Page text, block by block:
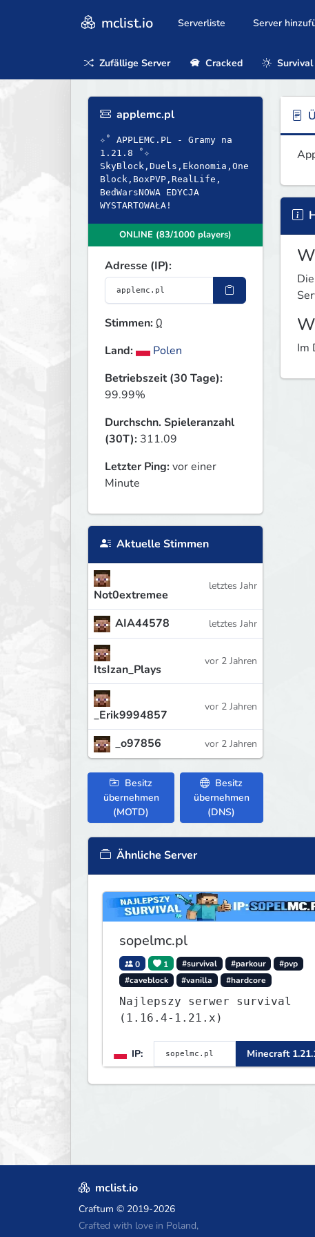
mclist.io Serverliste Server
Zufällige Server Cracked Survival
applemc.pl
✧˚ APPLEMC.PL - Gramy na
1.21.8 ˚✧
SkyBlock,Duels,Ekonomia,One
Block,BoxPVP,RealLife,
BedWarsNOWA EDYCJA
WYSTARTOWAŁA!
ONLINE (83/1000 players)
Adresse (IP):
Stimmen:0
Land:
Polen
Betriebszeit (30 Tage):
99.99%
Durchschn. Spieleranzahl
(30T): 311.09
Letzter Ping:vor einer
Minute
Aktuelle Stimmen
Not0extremee
letztes Jahr
AIA44578 letztes Jahr
ItsIzan_Plays
vor 2 Jahren
_Erik9994857
vor 2 Jahren
_o97856 vor 2 Jahren
Besitz
übernehmen
(MOTD)
Besitz
übernehmen
(DNS)
Im
Ähnliche Server
sopelmc.pl
0 1 #survival #parkour
#pvp
#caveblock
#vanilla #hardcore
Najlepszy serwer survival
(1.16.4-1.21.x)
IP: Minecraft
mclist.io
Craftum © 2019-2026
Crafted with love in Poland,